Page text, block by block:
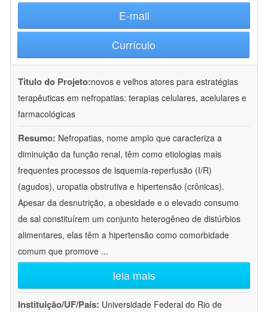
E-mail
Currículo
Título do Projeto:novos e velhos atores para estratégias
terapêuticas em nefropatias: terapias celulares, acelulares e
farmacológicas
Resumo: Nefropatias, nome amplo que caracteriza a
diminuição da função renal, têm como etiologias mais
frequentes processos de isquemia-reperfusão (I/R)
(agudos), uropatia obstrutiva e hipertensão (crônicas).
Apesar da desnutrição, a obesidade e o elevado consumo
de sal constituírem um conjunto heterogêneo de distúrbios
alimentares, elas têm a hipertensão como comorbidade
comum que promove ...
leia mais
Instituição/UF/País: Universidade Federal do Rio de